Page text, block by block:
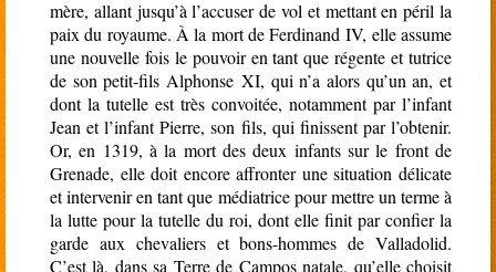
mère, allant jusqu’à l’accuser de vol et mettant en péril la
paix du royaume. À la mort de Ferdinand IV, elle assume
une nouvelle fois le pouvoir en tant que régente et tutrice
de son petit-fils Alphonse XI, qui n’a alors qu’un an, et
dont la tutelle est très convoitée, notamment par l’infant
Jean et l’infant Pierre, son fils, qui finissent par l’obtenir.
Or, en 1319, à la mort des deux infants sur le front de
Grenade, elle doit encore affronter une situation délicate
et intervenir en tant que médiatrice pour mettre un terme à
la lutte pour la tutelle du roi, dont elle finit par confier la
garde aux chevaliers et bons-hommes de Valladolid.
C’est là, dans sa Terre de Campos natale, qu’elle choisit